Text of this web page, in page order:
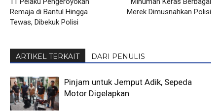
Remaja di Bantul Hingga
Tewas, Dibekuk Polisi
Merek Dimusnahkan Polisi
ARTIKEL TERKAIT DARI PENULIS
Pinjam untuk Jemput Adik, Sepeda
Motor Digelapkan